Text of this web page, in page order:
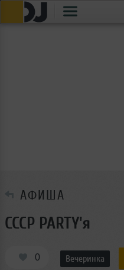
АФИША
СССР PARTY'я
0 Вечеринка